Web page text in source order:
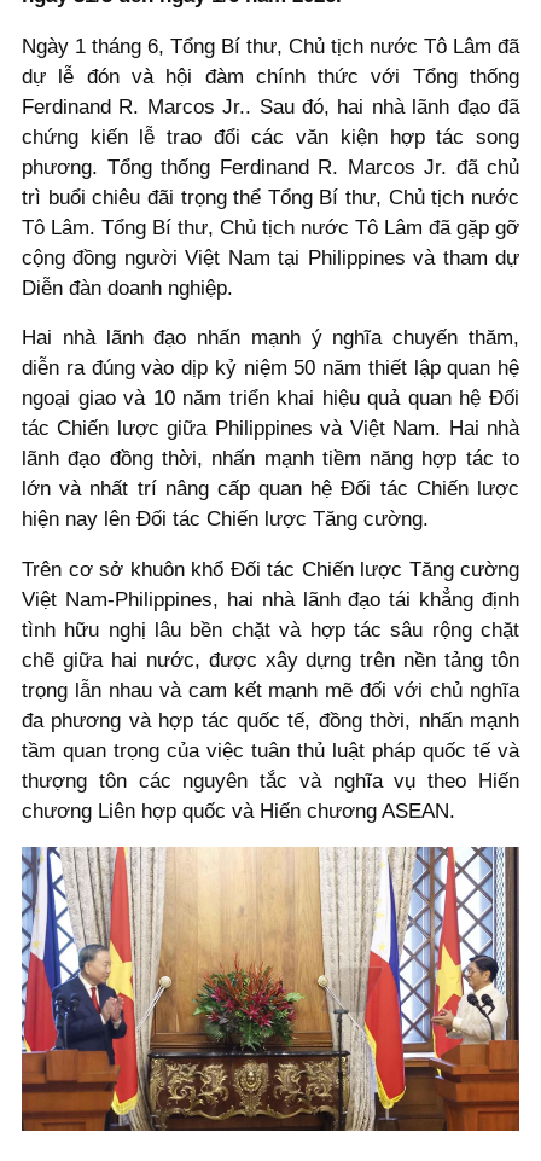
Ngày 1 tháng 6, Tổng Bí thư, Chủ tịch nước Tô Lâm đã
dự lễ đón và hội đàm chính thức với Tổng thống
Ferdinand R. Marcos Jr.. Sau đó, hai nhà lãnh đạo đã
chứng kiến lễ trao đổi các văn kiện hợp tác song
phương. Tổng thống Ferdinand R. Marcos Jr. đã chủ
trì buổi chiêu đãi trọng thể Tổng Bí thư, Chủ tịch nước
Tô Lâm. Tổng Bí thư, Chủ tịch nước Tô Lâm đã gặp gỡ
cộng đồng người Việt Nam tại Philippines và tham dự
Diễn đàn doanh nghiệp.
Hai nhà lãnh đạo nhấn mạnh ý nghĩa chuyến thăm,
diễn ra đúng vào dịp kỷ niệm 50 năm thiết lập quan hệ
ngoại giao và 10 năm triển khai hiệu quả quan hệ Đối
tác Chiến lược giữa Philippines và Việt Nam. Hai nhà
lãnh đạo đồng thời, nhấn mạnh tiềm năng hợp tác to
lớn và nhất trí nâng cấp quan hệ Đối tác Chiến lược
hiện nay lên Đối tác Chiến lược Tăng cường.
Trên cơ sở khuôn khổ Đối tác Chiến lược Tăng cường
Việt Nam-Philippines, hai nhà lãnh đạo tái khẳng định
tình hữu nghị lâu bền chặt và hợp tác sâu rộng chặt
chẽ giữa hai nước, được xây dựng trên nền tảng tôn
trọng lẫn nhau và cam kết mạnh mẽ đối với chủ nghĩa
đa phương và hợp tác quốc tế, đồng thời, nhấn mạnh
tầm quan trọng của việc tuân thủ luật pháp quốc tế và
thượng tôn các nguyên tắc và nghĩa vụ theo Hiến
chương Liên hợp quốc và Hiến chương ASEAN.